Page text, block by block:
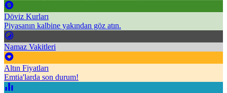
Döviz Kurları
Piyasanın kalbine yakından göz atın.
Namaz Vakitleri
Altın Fiyatları
Emtia'larda son durum!